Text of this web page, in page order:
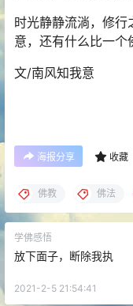
时光静静流淌，修
意，还有什么比一个
文/南风知我意
海报分享 收藏
佛教 佛法
学佛感悟
放下面子，断除我执
2021-2-5 21:54:41